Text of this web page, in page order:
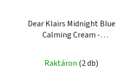
Dear Klairs Midnight Blue
Calming Cream -
Raktáron (2 db)